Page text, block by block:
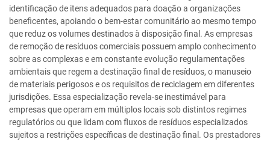
identificação de itens adequados para doação a organizações
beneficentes, apoiando o bem-estar comunitário ao mesmo tempo
que reduz os volumes destinados à disposição final. As empresas
de remoção de resíduos comerciais possuem amplo conhecimento
sobre as complexas e em constante evolução regulamentações
ambientais que regem a destinação final de resíduos, o manuseio
de materiais perigosos e os requisitos de reciclagem em diferentes
jurisdições. Essa especialização revela-se inestimável para
empresas que operam em múltiplos locais sob distintos regimes
regulatórios ou que lidam com fluxos de resíduos especializados
sujeitos a restrições específicas de destinação final. Os prestadores